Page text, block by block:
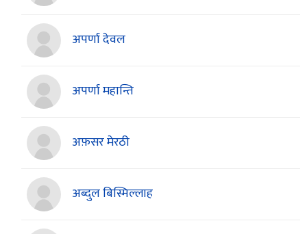
अपर्णा देवल
अपर्णा महान्ति
अफ़सर मेरठी
अब्दुल बिस्मिल्लाह